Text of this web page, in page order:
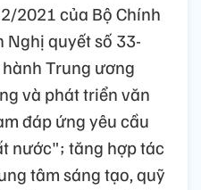
2021 của Bộ Chính
quyết số 33-
Trung ương
và phát triển văn
đáp ứng yêu cầu
nước"; tăng hợp tác
tâm sáng tạo, quỹ